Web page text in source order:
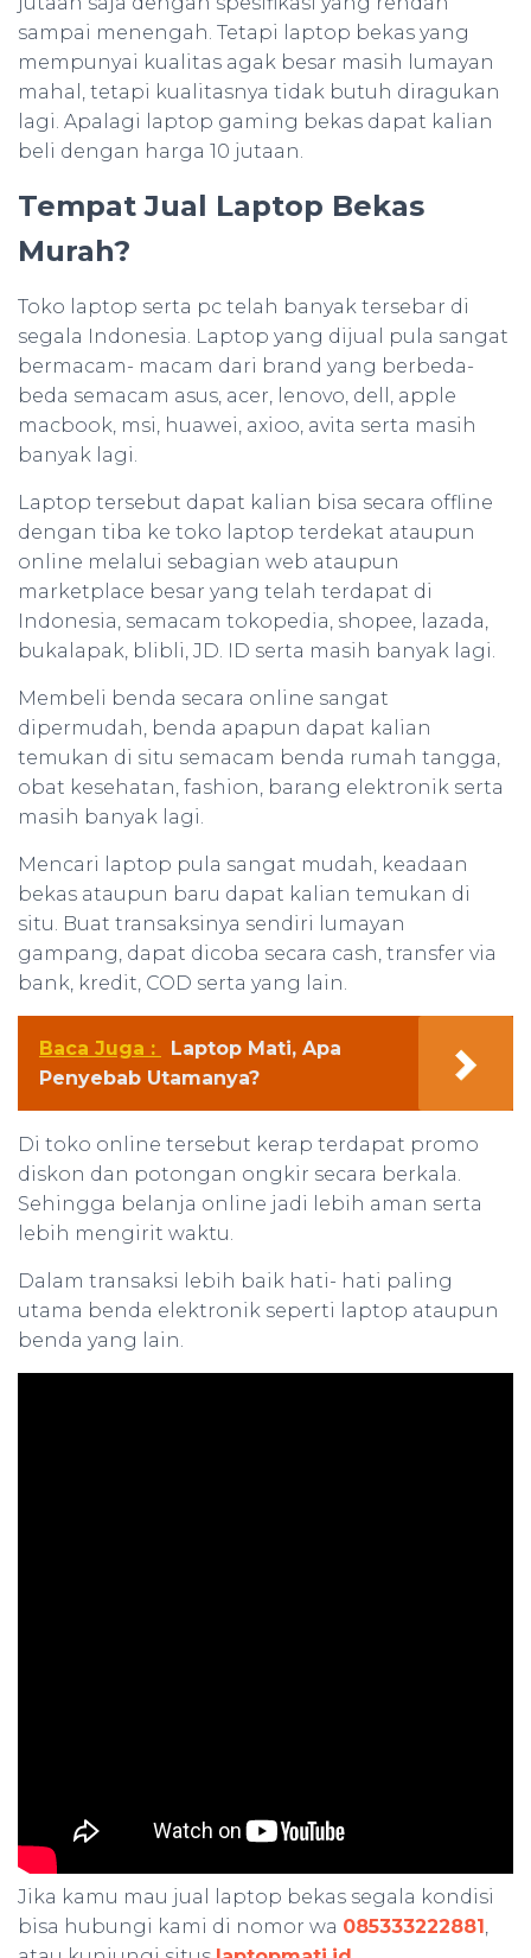
sampai menengah. Tetapi laptop bekas yang
mempunyai kualitas agak besar masih lumayan
mahal, tetapi kualitasnya tidak butuh diragukan
lagi. Apalagi laptop gaming bekas dapat kalian
beli dengan harga 10 jutaan.
Tempat Jual Laptop Bekas
Murah?
Toko laptop serta pc telah banyak tersebar di
segala Indonesia. Laptop yang dijual pula sangat
bermacam- macam dari brand yang berbeda-
beda semacam asus, acer, lenovo, dell, apple
macbook, msi, huawei, axioo, avita serta masih
banyak lagi.
Laptop tersebut dapat kalian bisa secara offline
dengan tiba ke toko laptop terdekat ataupun
online melalui sebagian web ataupun
marketplace besar yang telah terdapat di
Indonesia, semacam tokopedia, shopee, lazada,
bukalapak, blibli, JD. ID serta masih banyak lagi.
Membeli benda secara online sangat
dipermudah, benda apapun dapat kalian
temukan di situ semacam benda rumah tangga,
obat kesehatan, fashion, barang elektronik serta
masih banyak lagi.
Mencari laptop pula sangat mudah, keadaan
bekas ataupun baru dapat kalian temukan di
situ. Buat transaksinya sendiri lumayan
gampang, dapat dicoba secara cash, transfer via
bank, kredit, COD serta yang lain.
Baca Juga :
Laptop Mati, Apa
Penyebab Utamanya?
Di toko online tersebut kerap terdapat promo
diskon dan potongan ongkir secara berkala.
Sehingga belanja online jadi lebih aman serta
lebih mengirit waktu.
Dalam transaksi lebih baik hati- hati paling
utama benda elektronik seperti laptop ataupun
benda yang lain.
Jika kamu mau jual laptop bekas segala kondisi
bisa hubungi kami di nomor wa 085333222881 ,